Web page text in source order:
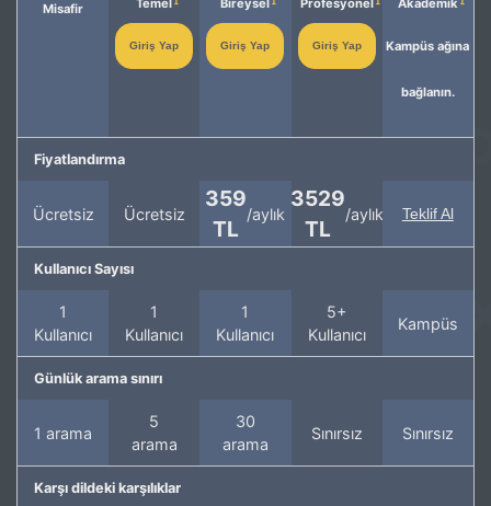
Misafir Temel
Giriş Yap
Bireysel
Giriş Yap
Profesyonel
Giriş Yap
Akademik
Kampüs ağına
bağlanın.
Fiyatlandırma
Ücretsiz Ücretsiz
359
TL
/aylık
3529
TL
/aylık Teklif Al
Kullanıcı Sayısı
1
Kullanıcı
1
Kullanıcı
1
Kullanıcı
5+
Kullanıcı
Kampüs
Günlük arama sınırı
1 arama
5
arama
30
arama
Sınırsız Sınırsız
Karşı dildeki karşılıklar